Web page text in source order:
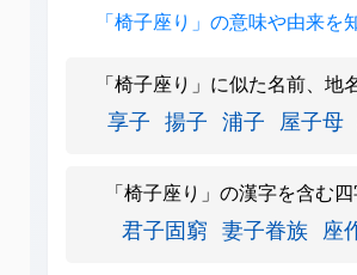
「椅子座り」の意味や由来を
「椅子座り」に似た名前、地
享子 揚子 浦子 屋子母
「椅子座り」の漢字を含む四
君子固窮 妻子眷族 座